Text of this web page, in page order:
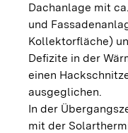
Dachanlage mit
und
Kollektorfläche)
Defizite in der
einen
ausgeglichen.
In der
mit der